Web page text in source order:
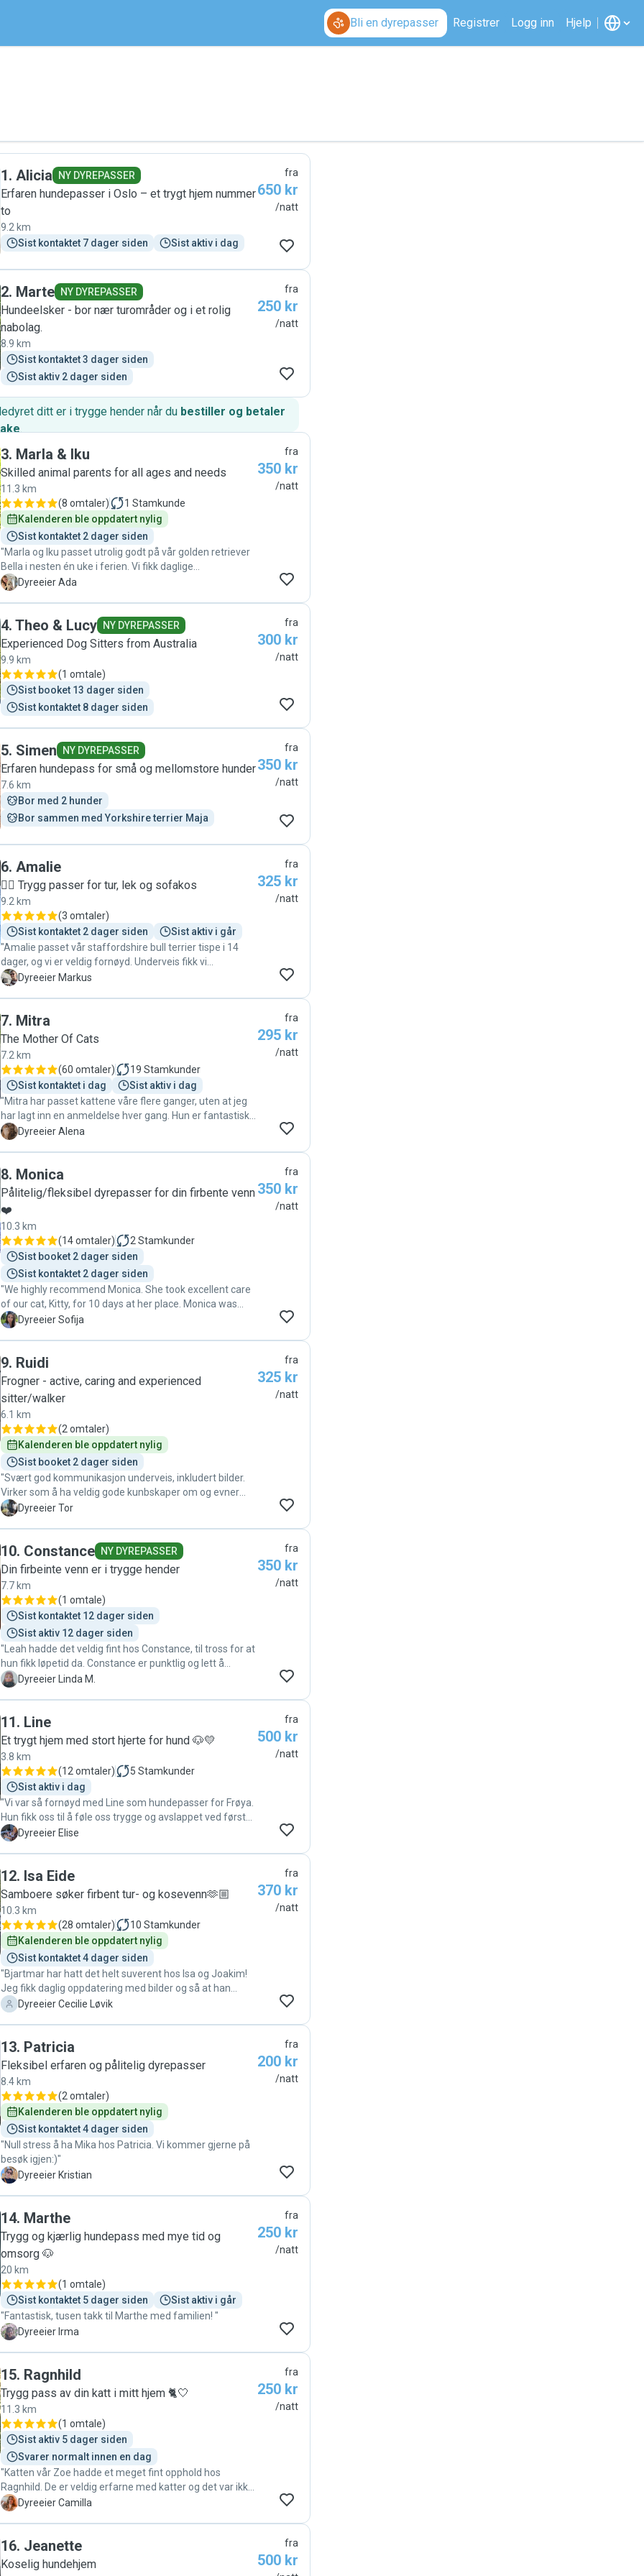
Bli en dyrepasser Registrer Logg inn Hjelp
1. Alicia NY DYREPASSER
Erfaren hundepasser i Oslo – et trygt hjem nummer
to
9.2 km
Sist kontaktet 7 dager siden
Sist aktiv i dag
fra
650 kr
/natt
2. Marte NY DYREPASSER
Hundeelsker - bor nær turområder og i et rolig
nabolag.
8.9 km
Sist kontaktet 3 dager siden
Sist aktiv 2 dager siden
fra
250 kr
/natt
ditt er i trygge hender når du bestiller og betaler
.
3. Marla & Iku
Skilled animal parents for all ages and needs
11.3 km
(8 omtaler) 1 Stamkunde
Kalenderen ble oppdatert nylig
Sist kontaktet 2 dager siden
"Marla og Iku passet utrolig godt på vår golden retriever
Bella i nesten én uke i ferien. Vi fikk daglige
oppdateringer og bilder, som gjorde oss trygge på at hun
takket være Marla og Iku❤️ De har vært genuint opptatt
av å bli kjent med Bella og å tilrettelegge for at hun skal
ha det bra. Bella ble inkludert som et fullverdig
familiemedlem hjemme hos dem, og slo seg raskt til ro.
De tok henne med på mange fine turer, bading og lek.
Bella fikk også noen nye hundevenner som hun lekte
med i parken da hun bodde der😊 Vi anbefaler Marla og
A Dyreeier Ada
fra
350 kr
/natt
4. Theo & Lucy NY DYREPASSER
Experienced Dog Sitters from Australia
9.9 km
(1 omtale)
Sist booket 13 dager siden
Sist kontaktet 8 dager siden
fra
300 kr
/natt
5. Simen NY DYREPASSER
Erfaren hundepass for små og mellomstore hunder
7.6 km
Bor med 2 hunder
Bor sammen med Yorkshire terrier Maja
fra
350 kr
/natt
6. Amalie
🐕‍🦺 Trygg passer for tur, lek og sofakos
9.2 km
(3 omtaler)
Sist kontaktet 2 dager siden
Sist aktiv i går
"Amalie passet vår staffordshire bull terrier tispe i 14
dager, og vi er veldig fornøyd. Underveis fikk vi
oppdateringer, bilder og videoen. "
M Dyreeier Markus
fra
325 kr
/natt
7. Mitra
The Mother Of Cats
7.2 km
(60 omtaler) 19 Stamkunder
Sist kontaktet i dag
Sist aktiv i dag
"Mitra har passet kattene våre flere ganger, uten at jeg
har lagt inn en anmeldelse hver gang. Hun er fantastisk
med kattene! Det er som de har vært på spa etter en
pusene. "
A Dyreeier Alena
fra
295 kr
/natt
8. Monica
Pålitelig/fleksibel dyrepasser for din firbente venn
❤️
10.3 km
(14 omtaler) 2 Stamkunder
Sist booket 2 dager siden
Sist kontaktet 2 dager siden
"We highly recommend Monica. She took excellent care
of our cat, Kitty, for 10 days at her place. Monica was
attentive, reliable, and kept us updated throughout. Kitty
S Dyreeier Sofija
fra
350 kr
/natt
9. Ruidi
Frogner - active, caring and experienced
sitter/walker
6.1 km
(2 omtaler)
Kalenderen ble oppdatert nylig
Sist booket 2 dager siden
"Svært god kommunikasjon underveis, inkludert bilder.
Virker som å ha veldig gode kunbskaper om og evner
med hund. Anbefales."
T Dyreeier Tor
fra
325 kr
/natt
10. Constance NY DYREPASSER
Din firbeinte venn er i trygge hender
7.7 km
(1 omtale)
Sist kontaktet 12 dager siden
Sist aktiv 12 dager siden
"Leah hadde det veldig fint hos Constance, til tross for at
hun fikk løpetid da. Constance er punktlig og lett å
kommunisere med, jeg fikk også jevnlig oppdateringer.
L Dyreeier Linda M.
fra
350 kr
/natt
11. Line
Et trygt hjem med stort hjerte for hund 🐶💛
3.8 km
(12 omtaler) 5 Stamkunder
Sist aktiv i dag
"Vi var så fornøyd med Line som hundepasser for Frøya.
Hun fikk oss til å føle oss trygge og avslappet ved første
stund, både ved besøket i forkant og igjennom
hundepass i fremtiden! "
E Dyreeier Elise
fra
500 kr
/natt
12. Isa Eide
Samboere søker firbent tur- og kosevenn🫶🏼
10.3 km
(28 omtaler) 10 Stamkunder
Kalenderen ble oppdatert nylig
Sist kontaktet 4 dager siden
"Bjartmar har hatt det helt suverent hos Isa og Joakim!
Jeg fikk daglig oppdatering med bilder og så at han
koste seg og var avslappet. De bor sentralt i byen, men
min henvendelse, hvilket var veldig beroligende for meg,
da jeg trengte pass på kort varsel. Kan varmt anbefale
C Dyreeier Cecilie Løvik
fra
370 kr
/natt
13. Patricia
Fleksibel erfaren og pålitelig dyrepasser
8.4 km
(2 omtaler)
Kalenderen ble oppdatert nylig
Sist kontaktet 4 dager siden
"Null stress å ha Mika hos Patricia. Vi kommer gjerne på
besøk igjen:)"
K
Dyreeier Kristian
fra
200 kr
/natt
14. Marthe
Trygg og kjærlig hundepass med mye tid og
omsorg 🐶
20 km
(1 omtale)
Sist kontaktet 5 dager siden
Sist aktiv i går
"Fantastisk, tusen takk til Marthe med familien! "
I
Dyreeier Irma
fra
250 kr
/natt
15. Ragnhild
Trygg pass av din katt i mitt hjem 🐈🤍
11.3 km
(1 omtale)
Sist aktiv 5 dager siden
Svarer normalt innen en dag
"Katten vår Zoe hadde et meget fint opphold hos
Ragnhild. De er veldig erfarne med katter og det var ikke
noe problem at katten måtte ha medisiner daglig selv
fikk sove i sengen og på sofaen og fikk masse kos 😻Jeg
bruker dem veldig gjerne igjen og gir dem min beste
anbefaling som kattepassere 🤩"
C Dyreeier Camilla
fra
250 kr
/natt
16. Jeanette
Koselig hundehjem
fra
500 kr